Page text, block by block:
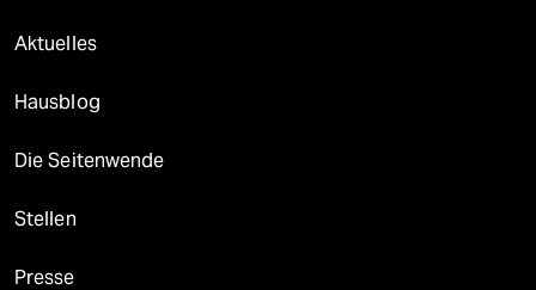
Aktuelles
Hausblog
Die Seitenwende
Stellen
Presse